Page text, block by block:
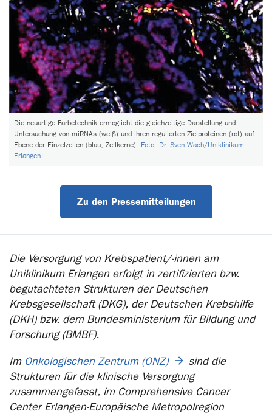
Die neuartige Färbetechnik ermöglicht die gleichzeitige Darstellung und
Untersuchung von miRNAs (weiß) und ihren regulierten Zielproteinen (rot) auf
Ebene der Einzelzellen (blau; Zellkerne). Foto: Dr. Sven Wach/Uniklinikum
Erlangen
Zu den Pressemitteilungen
Die Versorgung von Krebspatient/-innen am
Uniklinikum Erlangen erfolgt in zertifizierten bzw.
begutachteten Strukturen der Deutschen
Krebsgesellschaft (DKG), der Deutschen Krebshilfe
(DKH) bzw. dem Bundesministerium für Bildung und
Forschung (BMBF).
Im Onkologischen Zentrum (ONZ)
sind die
Strukturen für die klinische Versorgung
zusammengefasst, im Comprehensive Cancer
Center Erlangen-Europäische Metropolregion